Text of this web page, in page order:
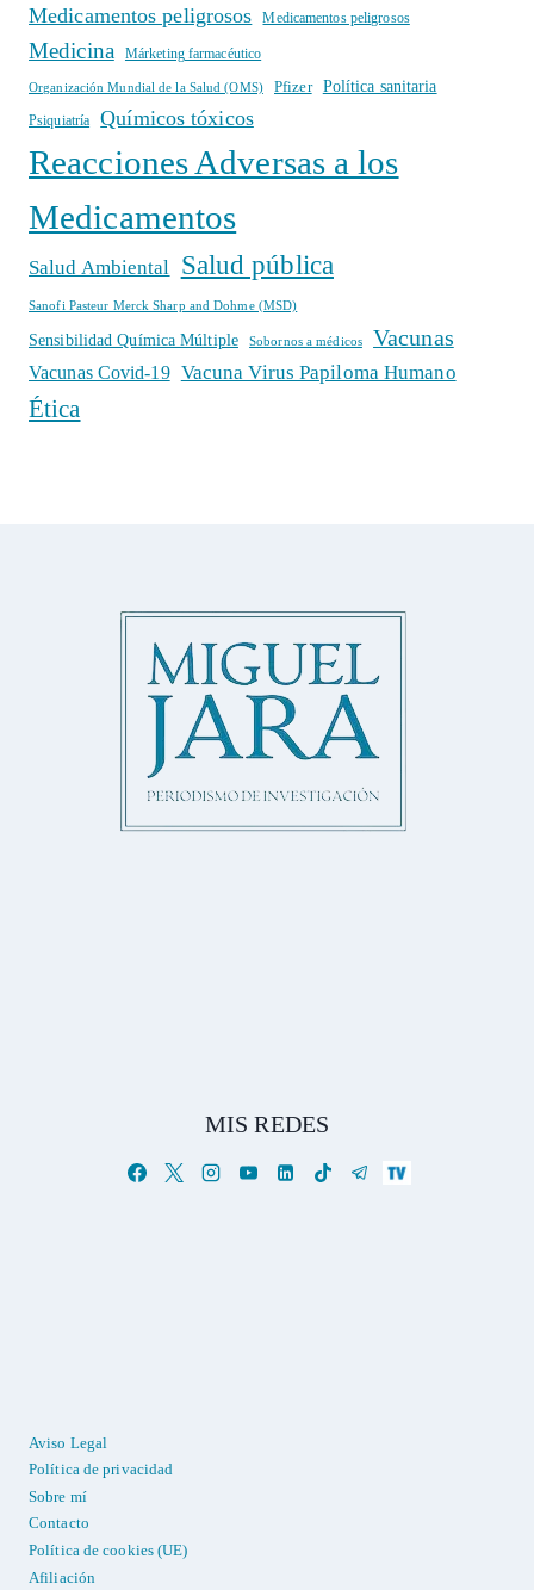
Medicamentos peligrosos Medicamentos peligrosos
Medicina Márketing farmacéutico
Organización Mundial de la Salud (OMS) Pfizer Política sanitaria
Psiquiatría Químicos tóxicos
Reacciones Adversas a los
Medicamentos
Salud Ambiental Salud pública
Sanofi Pasteur Merck Sharp and Dohme (MSD)
Sensibilidad Química Múltiple Sobornos a médicos Vacunas
Vacunas Covid-19 Vacuna Virus Papiloma Humano
Ética
MIS REDES
Aviso Legal
Política de privacidad
Sobre mí
Contacto
Política de cookies (UE)
Afiliación